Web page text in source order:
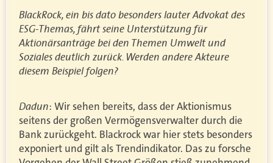
BlackRock, ein bis dato besonders lauter Advokat des
ESG-Themas, fährt seine Unterstützung für
Aktionärsanträge bei den Themen Umwelt und
Soziales deutlich zurück. Werden andere Akteure
diesem Beispiel folgen?
Dadun: Wir sehen bereits, dass der Aktionismus
seitens der großen Vermögensverwalter durch die
Bank zurückgeht. Blackrock war hier stets besonders
exponiert und gilt als Trendindikator. Das zu forsche